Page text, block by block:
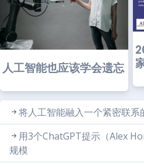
人工智能也应该学会遗忘
将人工智能融入一个紧密联系
用3个ChatGPT提示（Alex
规模